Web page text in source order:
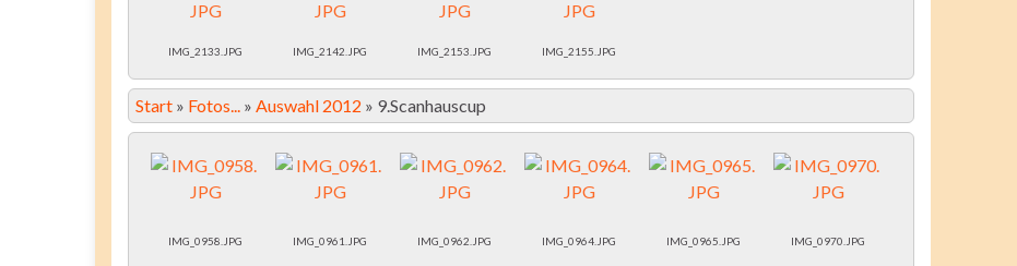
IMG_2133.JPG IMG_2142.JPG IMG_2153.JPG IMG_2155.JPG
Start » Fotos... » Auswahl 2012 » 9.Scanhauscup
IMG_0958.JPG IMG_0961.JPG IMG_0962.JPG IMG_0964.JPG IMG_0965.JPG IMG_0970.JPG